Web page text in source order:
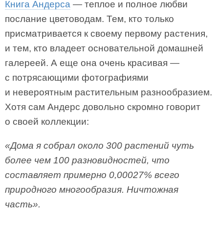
Книга Андерса — теплое и полное любви
послание цветоводам. Тем, кто только
присматривается к своему первому растения,
и тем, кто владеет основательной домашней
галереей. А еще она очень красивая —
с потрясающими фотографиями
и невероятным растительным разнообразием.
Хотя сам Андерс довольно скромно говорит
о своей коллекции:
«Дома я собрал около 300 растений чуть
более чем 100 разновидностей, что
составляет примерно 0,00027% всего
природного многообразия. Ничтожная
часть».